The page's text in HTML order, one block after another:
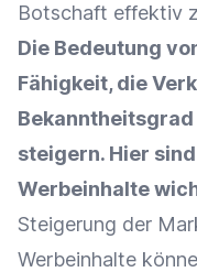
Botschaft effektiv
Die Bedeutung
Fähigkeit, die
steigern. Hier
Werbeinhalte
Steigerung der
Werbeinhalte